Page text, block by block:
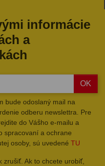
informácie
a
OK
bude odoslaný mail na
odberu newslettra. Pre
do Vášho e-mailu a
spracovaní a ochrane
osoby, sú uvedené TU
zrušiť. Ak to chcete urobiť,